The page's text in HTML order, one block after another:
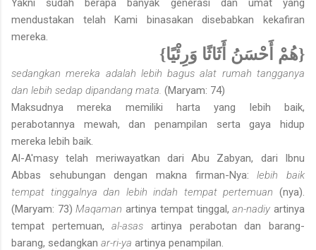
mendustakan telah Kami binasakan disebabkan kekafiran
mereka.
{هُمْ أَحْسَنُ أَثَاثًا وَرِئْيًا}
sedangkan mereka adalah lebih bagus alat rumah tangganya
dan lebih sedap dipandang mata. (Maryam: 74)
Maksudnya mereka memiliki harta yang lebih baik,
perabotannya mewah, dan penampilan serta gaya hidup
mereka lebih baik.
Al-A'masy telah meriwayatkan dari Abu Zabyan, dari Ibnu
Abbas sehubungan dengan makna firman-Nya:lebih baik
tempat tinggalnya dan lebih indah tempat pertemuan (nya).
(Maryam: 73)Maqamanartinya tempat tinggal,an-nadiyartinya
tempat pertemuan,al-asasartinya perabotan dan barang-
barang, sedangkan ar-ri-ya artinya penampilan.